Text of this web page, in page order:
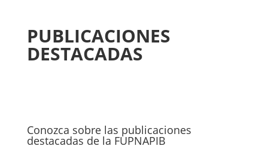
PUBLICACIONES
DESTACADAS
Conozca sobre las publicaciones
destacadas de la FUPNAPIB